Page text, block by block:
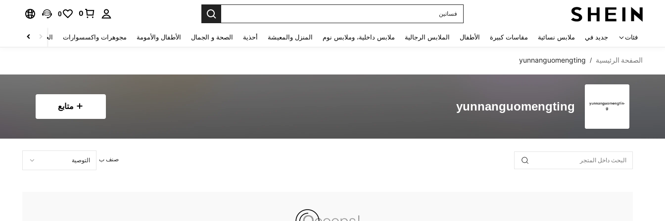
فساتين
0
0
فئات جديد في ملابس نسائية مقاسات كبيرة الأطفال الملابس الرجالية ملابس داخلية، وملابس نوم المنزل والمعيشة أحذية الصحة و الجمال الأطفال والأمومة مجوهرات واكسسوارات الحقائب والأمتعة
الصفحة الرئيسية /
yunnanguomengting
yunnanguomengting متابع
صنف ب